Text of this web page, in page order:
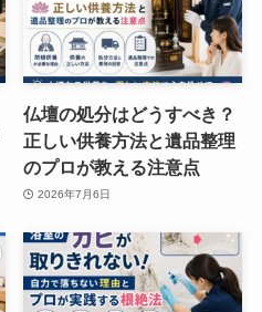
仏壇の処分はどうすべき？
正しい供養方法と遺品整理
のプロが教える注意点
2026年7月6日